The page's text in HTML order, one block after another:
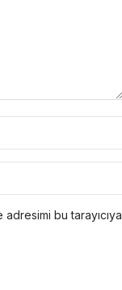
bu tarayıcıya